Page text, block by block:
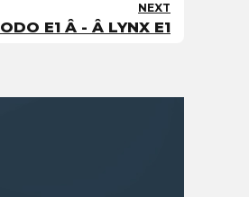
NEXT
ODO E1 Â - Â LYNX E1